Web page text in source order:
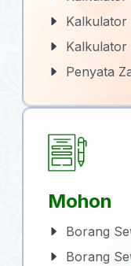
Kalkulator
Kalkulator
Penyata
Mohon
Borang
Borang